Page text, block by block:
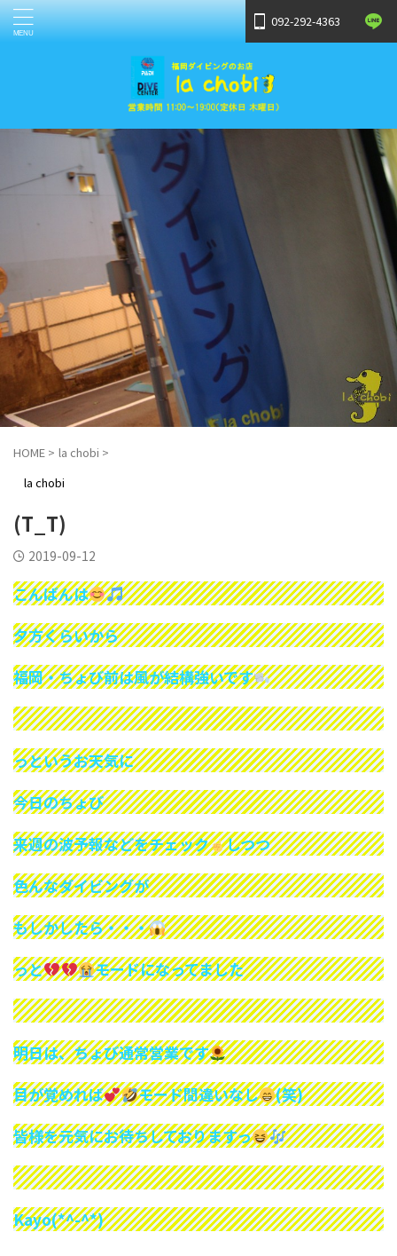
092-292-4363
HOME > la chobi >
la chobi
(T_T)
2019-09-12
こんばんは
夕方くらいから
福岡・ちょび前は風が結構強いです
っというお天気に
今日のちょび
来週の波予報などをチェック
しつつ
色んなダイビングが
もしかしたら・・・
っと
モードになってました
明日は、ちょび通常営業です
目が覚めれば
モード間違いなし
(笑)
皆様を元気にお待ちしておりますっ
Kayo(*^-^*)